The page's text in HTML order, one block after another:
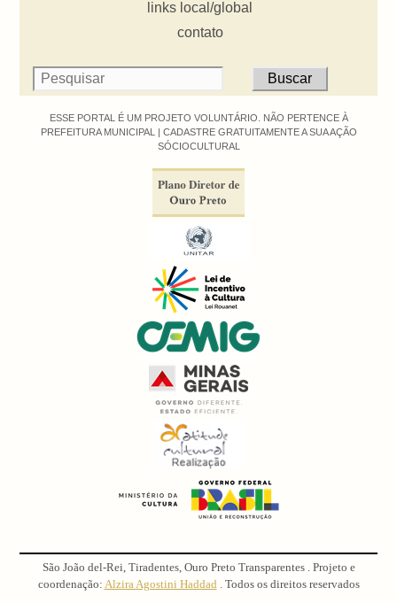
links local/global
contato
ESSE PORTAL É UM PROJETO VOLUNTÁRIO. NÃO PERTENCE À
PREFEITURA MUNICIPAL | CADASTRE GRATUITAMENTE A SUA AÇÃO
SÓCIOCULTURAL
São João del-Rei, Tiradentes, Ouro Preto Transparentes . Projeto e
coordenação: Alzira Agostini Haddad . Todos os direitos reservados